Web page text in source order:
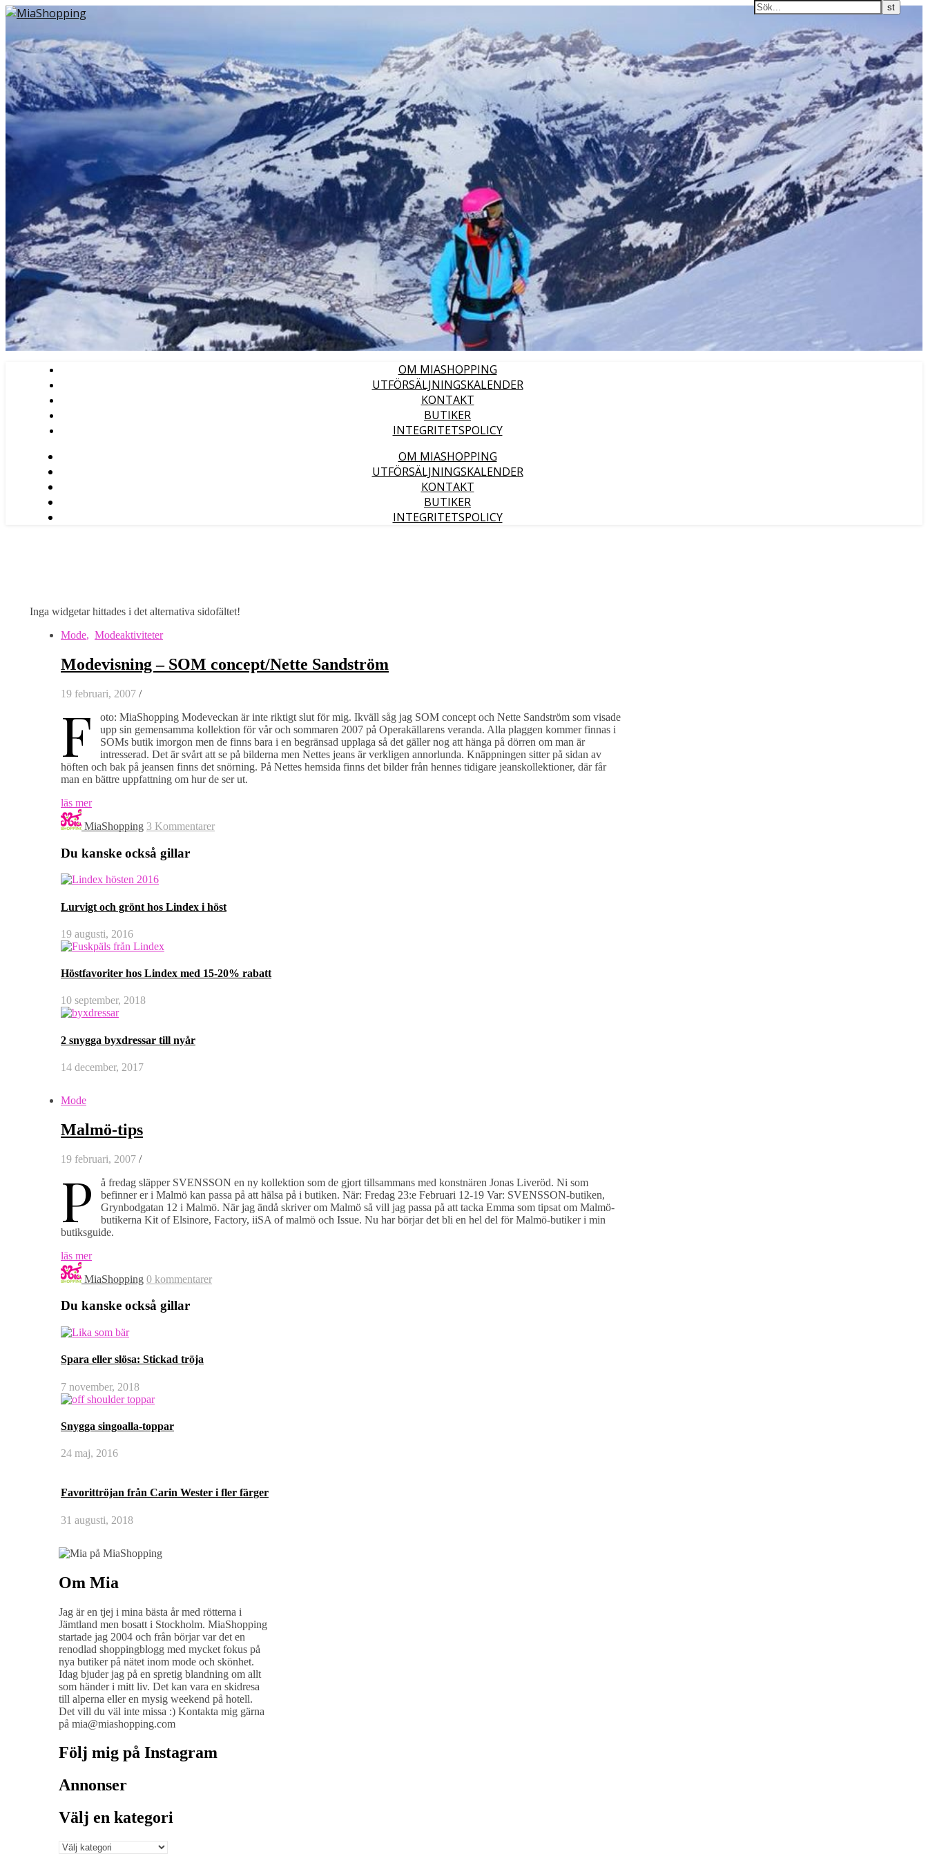
OM MIASHOPPING
UTFÖRSÄLJNINGSKALENDER
KONTAKT
BUTIKER
INTEGRITETSPOLICY
OM MIASHOPPING
UTFÖRSÄLJNINGSKALENDER
KONTAKT
BUTIKER
INTEGRITETSPOLICY
Inga widgetar hittades i det alternativa sidofältet!
Mode, Modeaktiviteter
Modevisning – SOM concept/Nette Sandström
19 februari, 2007 /
F
oto: MiaShopping Modeveckan är inte riktigt slut för mig. Ikväll såg jag SOM concept och Nette Sandström som visade
upp sin gemensamma kollektion för vår och sommaren 2007 på Operakällarens veranda. Alla plaggen kommer finnas i
SOMs butik imorgon men de finns bara i en begränsad upplaga så det gäller nog att hänga på dörren om man är
intresserad. Det är svårt att se på bilderna men Nettes jeans är verkligen annorlunda. Knäppningen sitter på sidan av
höften och bak på jeansen finns det snörning. På Nettes hemsida finns det bilder från hennes tidigare jeanskollektioner, där får
man en bättre uppfattning om hur de ser ut.
läs mer
MiaShopping 3 Kommentarer
Du kanske också gillar
Lurvigt och grönt hos Lindex i höst
19 augusti, 2016
Höstfavoriter hos Lindex med 15-20% rabatt
10 september, 2018
2 snygga byxdressar till nyår
14 december, 2017
Mode
Malmö-tips
19 februari, 2007 /
P
å fredag släpper SVENSSON en ny kollektion som de gjort tillsammans med konstnären Jonas Liveröd. Ni som
befinner er i Malmö kan passa på att hälsa på i butiken. När: Fredag 23:e Februari 12-19 Var: SVENSSON-butiken,
Grynbodgatan 12 i Malmö. När jag ändå skriver om Malmö så vill jag passa på att tacka Emma som tipsat om Malmö-
butikerna Kit of Elsinore, Factory, iiSA of malmö och Issue. Nu har börjar det bli en hel del för Malmö-butiker i min
butiksguide.
läs mer
MiaShopping 0 kommentarer
Du kanske också gillar
Spara eller slösa: Stickad tröja
7 november, 2018
Snygga singoalla-toppar
24 maj, 2016
Favorittröjan från Carin Wester i fler färger
31 augusti, 2018
Om Mia
Jag är en tjej i mina bästa år med rötterna i
Jämtland men bosatt i Stockholm. MiaShopping
startade jag 2004 och från börjar var det en
renodlad shoppingblogg med mycket fokus på
nya butiker på nätet inom mode och skönhet.
Idag bjuder jag på en spretig blandning om allt
som händer i mitt liv. Det kan vara en skidresa
till alperna eller en mysig weekend på hotell.
Det vill du väl inte missa :) Kontakta mig gärna
på mia@miashopping.com
Följ mig på Instagram
Annonser
Välj en kategori
Välj